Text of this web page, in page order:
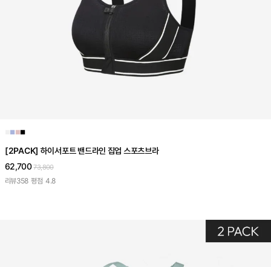
■■■
[2PACK] 하이서포트 밴드라인 집업 스포츠브라
62,700 73,800
리뷰358 평점 4.8